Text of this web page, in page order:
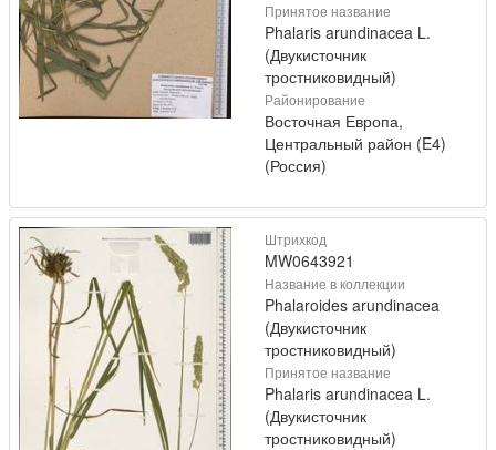
Принятое название
Phalaris arundinacea L.
(Двукисточник
тростниковидный)
Районирование
Восточная Европа,
Центральный район (E4)
(Россия)
Штрихкод
MW0643921
Название в коллекции
Phalaroides arundinacea
(Двукисточник
тростниковидный)
Принятое название
Phalaris arundinacea L.
(Двукисточник
тростниковидный)